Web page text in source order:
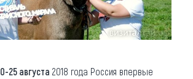
25 августа 2018 года Россия впервые